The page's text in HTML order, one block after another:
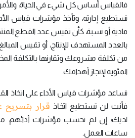
فالقياس أساس كل شيء في الحياة،
تستطيع إدارته، وتأخذ مؤشرات قياس
مادية أو نسبة، كأن تقيس عدد القطع
بالعدد المستهدف للإنتاج، أو تقيس
من تكلفة مشروعك وتقارنها بالتكلفة
المئوية لإنجاز أهدافك.
تساعد مؤشرات قياس الأداء على اتخاذ
فأنت لن تستطيع اتخاذ قرار بتسريح
لديك؛ إن لم تحسب مؤشرات أدائهم،
ساعات العمل.